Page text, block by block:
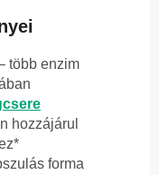
több enzim
hozzájárul
forma